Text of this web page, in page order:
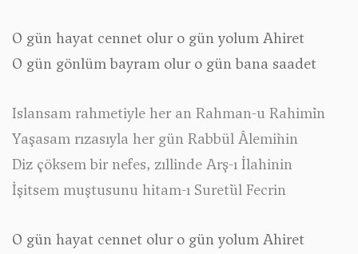
O gün hayat cennet olur o gün yolum Ahiret
O gün gönlüm bayram olur o gün bana saadet
Islansam rahmetiyle her an Rahman-u Rahim`in
Yaşasam rızasıyla her gün Rabbül Âlemi`nin
Diz çöksem bir nefes, zıllinde Arş-ı İlahinin
İşitsem muştusunu hitam-ı Suret`ül Fecrin
O gün hayat cennet olur o gün yolum Ahiret